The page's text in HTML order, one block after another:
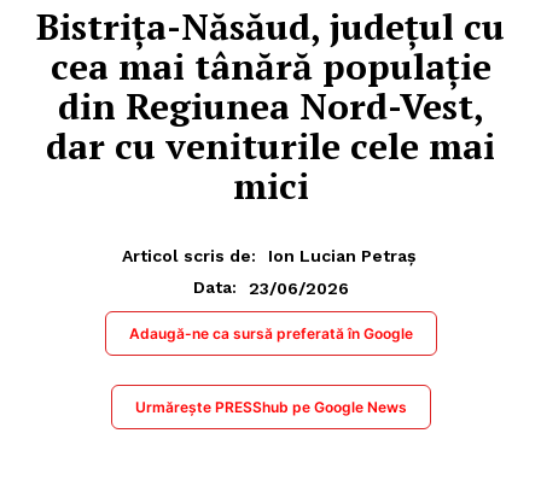
Bistrița-Năsăud, județul cu
cea mai tânără populație
din Regiunea Nord-Vest,
dar cu veniturile cele mai
mici
Articol scris de:
Ion Lucian Petraș
Data:
23/06/2026
Adaugă-ne ca sursă preferată în Google
Urmărește PRESShub pe Google News